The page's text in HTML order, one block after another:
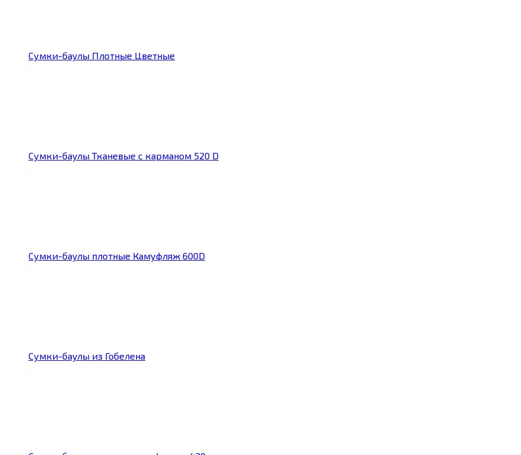
Сумки-баулы Плотные Цветные
Сумки-баулы Тканевые с карманом 520 D
Сумки-баулы плотные Камуфляж 600D
Сумки-баулы из Гобелена